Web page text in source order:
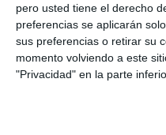
pero usted tiene el derecho
preferencias se aplicarán
sus preferencias o retirar su
momento volviendo a este
"Privacidad" en la parte
Reale asegura la 72ª
Clásico de Mérida
Aún quedan reglamentos